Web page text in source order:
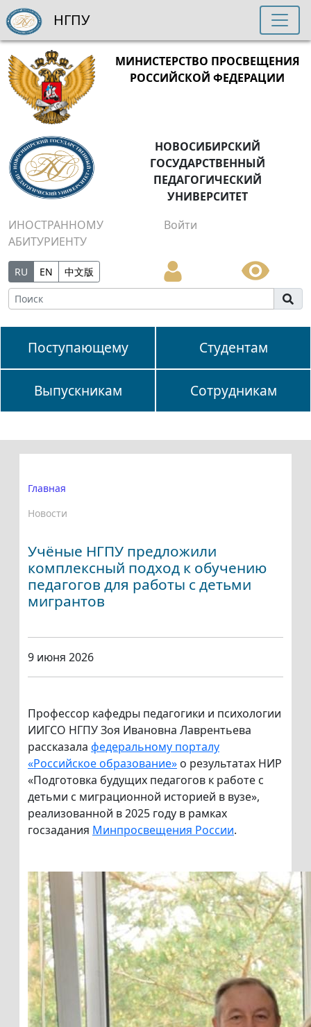
МИНИСТЕРСТВО ПРОСВЕЩЕНИЯ
РОССИЙСКОЙ ФЕДЕРАЦИИ
НОВОСИБИРСКИЙ
ГОСУДАРСТВЕННЫЙ
ПЕДАГОГИЧЕСКИЙ
УНИВЕРСИТЕТ
ИНОСТРАННОМУ
АБИТУРИЕНТУ
Войти
RU EN 中文版
Поступающему Студентам
Выпускникам Сотрудникам
НГПУ
Главная
Новости
Учёные НГПУ предложили
комплексный подход к обучению
педагогов для работы с детьми
мигрантов
9 июня 2026
Профессор кафедры педагогики и психологии
ИИГСО НГПУ Зоя Ивановна Лаврентьева
рассказала федеральному порталу
«Российское образование» о результатах НИР
«Подготовка будущих педагогов к работе с
детьми с миграционной историей в вузе»,
реализованной в 2025 году в рамках
госзадания Минпросвещения России.